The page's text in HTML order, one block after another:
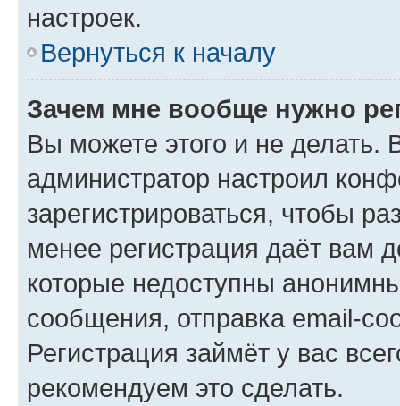
настроек.
Вернуться к началу
Зачем мне вообще нужно
Вы можете этого и не делать.
администратор настроил
зарегистрироваться, чтобы
менее регистрация даёт вам
которые недоступны
сообщения, отправка email-
Регистрация займёт у вас
рекомендуем это сделать.